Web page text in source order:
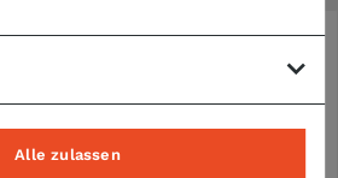
Alle zulassen